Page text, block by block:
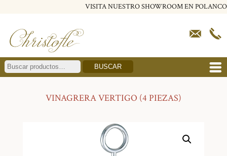
VISITA NUESTRO SHOWROOM EN POLANCO
BUSCAR
VINAGRERA VERTIGO (4 PIEZAS)